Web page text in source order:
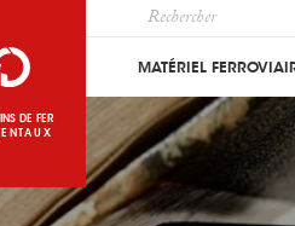
DE FER
MATÉRIEL